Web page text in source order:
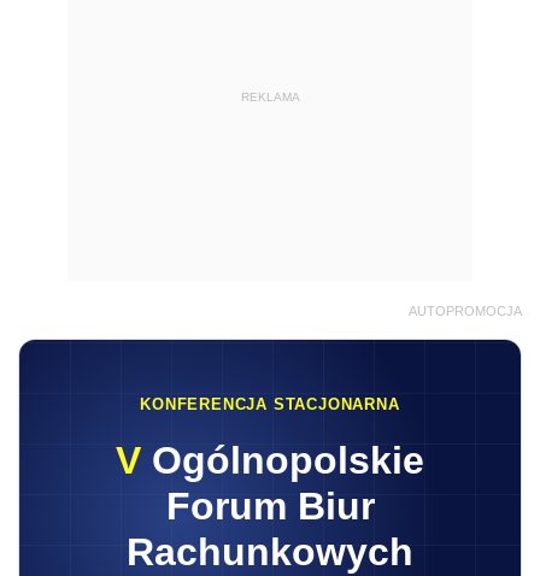
REKLAMA
AUTOPROMOCJA
KONFERENCJA STACJONARNA
V Ogólnopolskie
Forum Biur
Rachunkowych